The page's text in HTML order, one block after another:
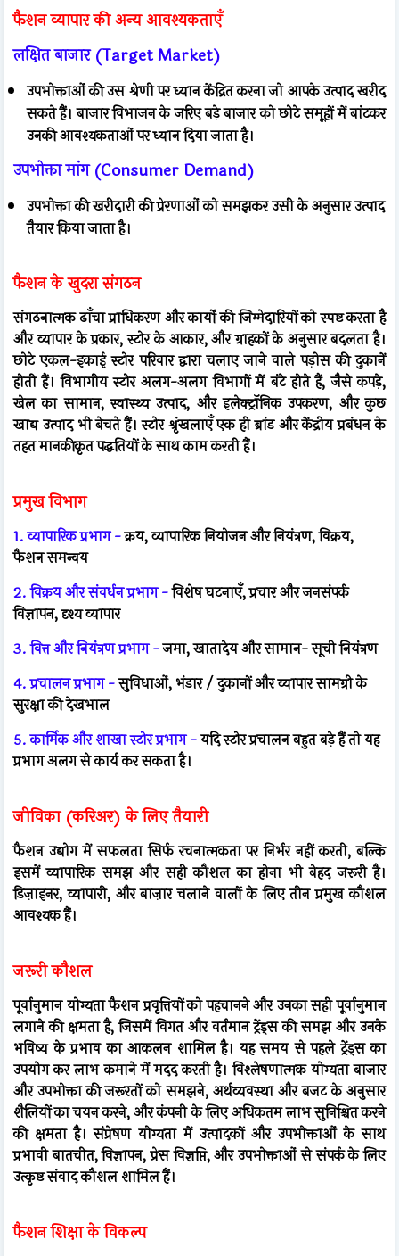
फैशन व्यापार की अन्य आवश्यकताएँ
लक्षित बाजार (Target Market)
उपभोक्ताओं की उस श्रेणी पर ध्यान केंद्रित करना जो आपके उत्पाद खरीद
सकते हैं। बाजार विभाजन के जरिए बड़े बाजार को छोटे समूहों में बांटकर
उनकी आवश्यकताओं पर ध्यान दिया जाता है।
उपभोक्ता मांग (Consumer Demand)
उपभोक्ता की खरीदारी की प्रेरणाओं को समझकर उसी के अनुसार उत्पाद
तैयार किया जाता है।
फैशन के खुदरा संगठन
संगठनात्मक ढाँचा प्राधिकरण और कार्यों की जिम्मेदारियों को स्पष्ट करता है
और व्यापार के प्रकार, स्टोर के आकार, और ग्राहकों के अनुसार बदलता है।
छोटे एकल-इकाई स्टोर परिवार द्वारा चलाए जाने वाले पड़ोस की दुकानें
होती हैं। विभागीय स्टोर अलग-अलग विभागों में बंटे होते हैं, जैसे कपड़े,
खेल का सामान, स्वास्थ्य उत्पाद, और इलेक्ट्रॉनिक उपकरण, और कुछ
खाद्य उत्पाद भी बेचते हैं। स्टोर श्रृंखलाएँ एक ही ब्रांड और केंद्रीय प्रबंधन के
तहत मानकीकृत पद्धतियों के साथ काम करती हैं।
प्रमुख विभाग
1. व्यापारिक प्रभाग -क्रय, व्यापारिक नियोजन और नियंत्रण, विक्रय,
फैशन समन्वय
2. विक्रय और संवर्धन प्रभाग -विशेष घटनाएँ, प्रचार और जनसंपर्क
विज्ञापन, दृश्य व्यापार
3. वित्त और नियंत्रण प्रभाग -जमा, खातादेय और सामान- सूची नियंत्रण
4. प्रचालन प्रभाग -सुविधाओं, भंडार / दुकानों और व्यापार सामग्री के
सुरक्षा की देखभाल
5. कार्मिक और शाखा स्टोर प्रभाग -यदि स्टोर प्रचालन बहुत बड़े हैं तो यह
प्रभाग अलग से कार्य कर सकता है।
जीविका (करिअर) के लिए तैयारी
फैशन उद्योग में सफलता सिर्फ रचनात्मकता पर निर्भर नहीं करती, बल्कि
इसमें व्यापारिक समझ और सही कौशल का होना भी बेहद जरूरी है।
डिज़ाइनर, व्यापारी, और बाज़ार चलाने वालों के लिए तीन प्रमुख कौशल
आवश्यक हैं।
जरूरी कौशल
पूर्वानुमान योग्यता फैशन प्रवृत्तियों को पहचानने और उनका सही पूर्वानुमान
लगाने की क्षमता है, जिसमें विगत और वर्तमान ट्रेंड्स की समझ और उनके
भविष्य के प्रभाव का आकलन शामिल है। यह समय से पहले ट्रेंड्स का
उपयोग कर लाभ कमाने में मदद करती है। विश्लेषणात्मक योग्यता बाजार
और उपभोक्ता की जरूरतों को समझने, अर्थव्यवस्था और बजट के अनुसार
शैलियों का चयन करने, और कंपनी के लिए अधिकतम लाभ सुनिश्चित करने
की क्षमता है। संप्रेषण योग्यता में उत्पादकों और उपभोक्ताओं के साथ
प्रभावी बातचीत, विज्ञापन, प्रेस विज्ञप्ति, और उपभोक्ताओं से संपर्क के लिए
उत्कृष्ट संवाद कौशल शामिल हैं।
फैशन शिक्षा के विकल्प